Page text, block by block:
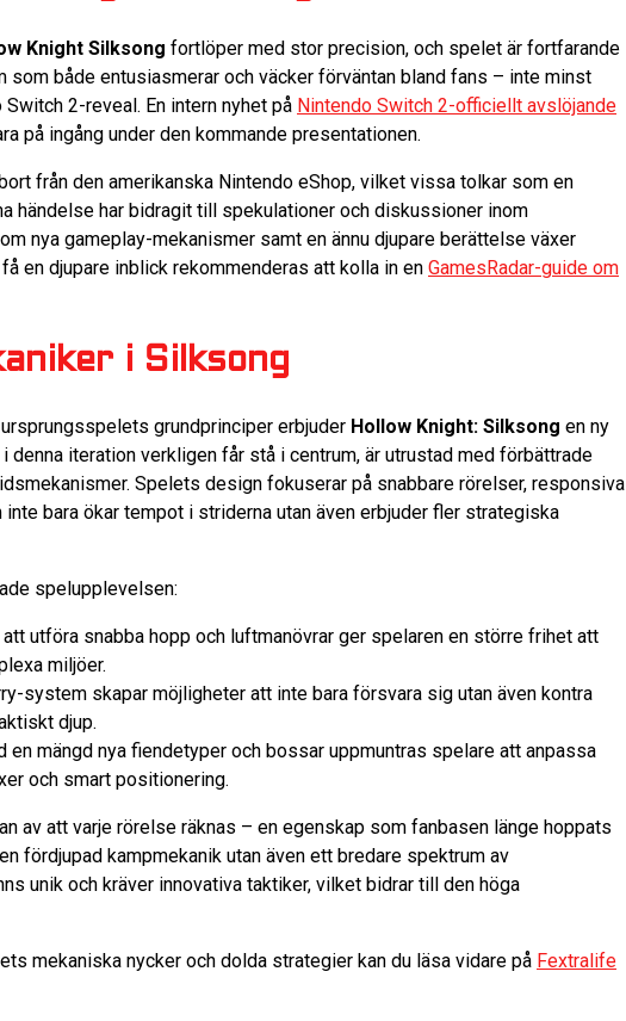
Knight Silksong fortlöper med stor precision, och spelet är fortfarande
som både entusiasmerar och väcker förväntan bland fans – inte minst
2-reveal. En intern nyhet på Nintendo Switch 2-officiellt avslöjande
på ingång under den kommande presentationen.
från den amerikanska Nintendo eShop, vilket vissa tolkar som en
händelse har bidragit till spekulationer och diskussioner inom
nya gameplay-mekanismer samt en ännu djupare berättelse växer
en djupare inblick rekommenderas att kolla in en GamesRadar-guide om
i Silksong
grundprinciper erbjuder Hollow Knight: Silksong en ny
iteration verkligen får stå i centrum, är utrustad med förbättrade
Spelets design fokuserar på snabbare rörelser, responsiva
bara ökar tempot i striderna utan även erbjuder fler strategiska
spelupplevelsen:
utföra snabba hopp och luftmanövrar ger spelaren en större frihet att
miljöer.
system skapar möjligheter att inte bara försvara sig utan även kontra
djup.
en mängd nya fiendetyper och bossar uppmuntras spelare att anpassa
och smart positionering.
av att varje rörelse räknas – en egenskap som fanbasen länge hoppats
fördjupad kampmekanik utan även ett bredare spektrum av
unik och kräver innovativa taktiker, vilket bidrar till den höga
mekaniska nycker och dolda strategier kan du läsa vidare på Fextralife